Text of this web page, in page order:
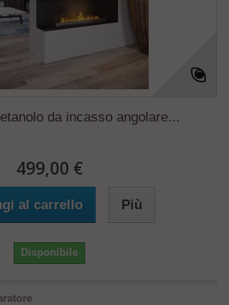
da incasso angolare...
499,00 €
al carrello Più
Disponibile